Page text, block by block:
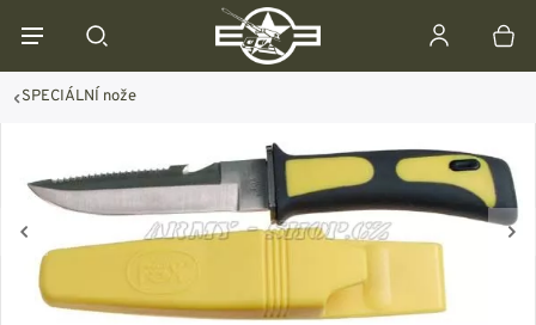
SPECIÁLNÍ nože